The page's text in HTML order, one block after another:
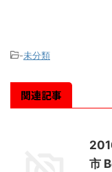
-未分類
関連記事
市